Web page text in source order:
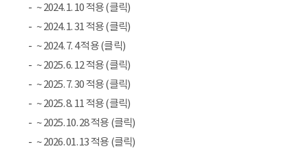
~ 2024. 1. 10 적용 (클릭)
~ 2024. 1. 31 적용 (클릭)
~ 2024. 7. 4 적용 (클릭)
~ 2025. 6. 12 적용 (클릭)
~ 2025. 7. 30 적용 (클릭)
~ 2025. 8. 11 적용 (클릭)
~ 2025. 10. 28 적용 (클릭)
~ 2026. 01. 13 적용 (클릭)